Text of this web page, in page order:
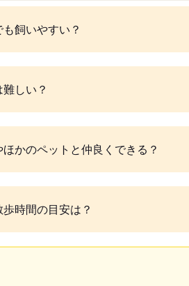
飼いやすい？
しい？
かのペットと仲良くできる？
時間の目安は？